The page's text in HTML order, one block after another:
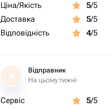
Ціна/Якість
5/5
Доставка
5/5
Відповідність
4/5
В
Відправник
На цьому тижні
Сервіс 5/5